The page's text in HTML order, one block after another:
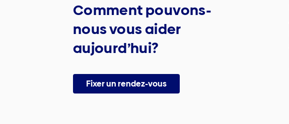
Comment pouvons-
nous vous aider
aujourd’hui?
Fixer un rendez-vous